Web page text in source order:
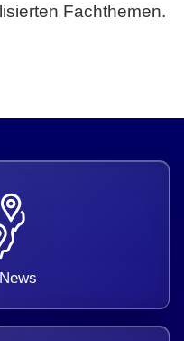
Fachthemen.